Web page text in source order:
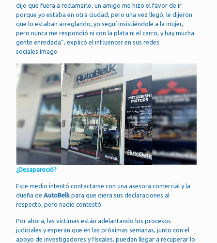
dijo que fuera a reclamarlo, un amigo me hizo el favor de ir
porque yo estaba en otra ciudad, pero una vez llegó, le dijeron
que lo estaban arreglando, yo seguí insistiéndole a la mujer,
pero nunca me respondió ni con la plata ni el carro, y hay mucha
gente enredada”, explicó el influencer en sus redes
sociales.Image
¿Desapareció?
Este medio intentó contactarse con una asesora comercial y la
dueña de AutoBelk para que diera sus declaraciones al
respecto, pero nadie contestó.
Por ahora, las víctimas están adelantando los procesos
judiciales y esperan que en las próximas semanas, junto con el
apoyo de investigadores y fiscales, puedan llegar a recuperar lo